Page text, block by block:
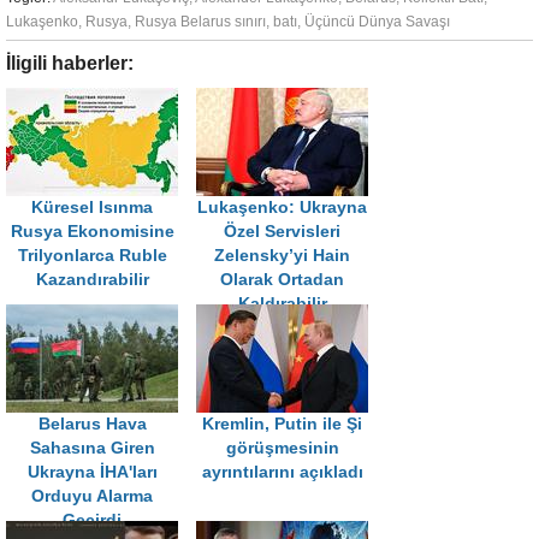
Lukaşenko, Rusya, Rusya Belarus sınırı, batı, Üçüncü Dünya Savaşı
İligili haberler:
Küresel Isınma
Rusya Ekonomisine
Trilyonlarca Ruble
Kazandırabilir
Lukaşenko: Ukrayna
Özel Servisleri
Zelensky’yi Hain
Olarak Ortadan
Kaldırabilir
Belarus Hava
Sahasına Giren
Ukrayna İHA'ları
Orduyu Alarma
Geçirdi
Kremlin, Putin ile Şi
görüşmesinin
ayrıntılarını açıkladı